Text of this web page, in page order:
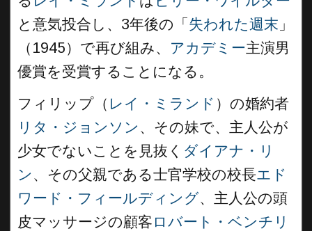
と意気投合し、3年後の「 失われた週末 」
（1945）で再び組み、 アカデミー主演男
優賞を受賞することになる。
フィリップ（ レイ・ミランド ）の婚約者
リタ・ジョンソン 、その妹で、主人公が
少女でないことを見抜く ダイアナ・リ
ン 、その父親である士官学校の校長エド
ワード・フィールディング、主人公の頭
皮マッサージの顧客 ロバート・ベンチリ